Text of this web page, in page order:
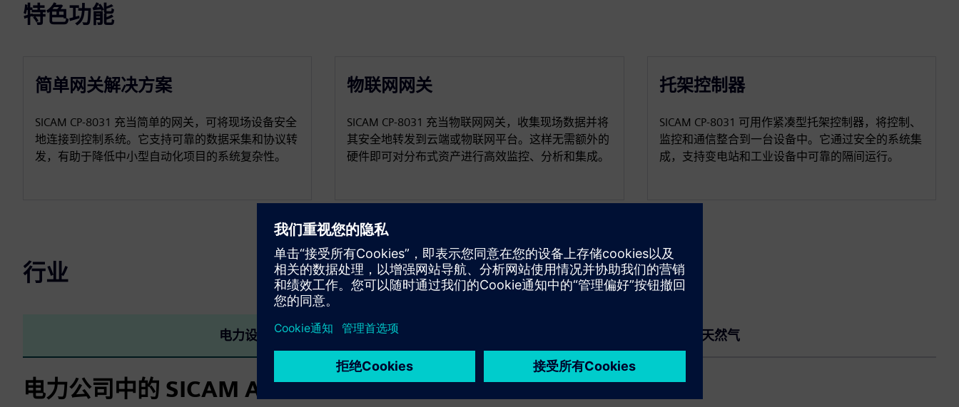
特色功能
简单网关解决方案
SICAM CP‑8031 充当简单的网关，可将现场设备安全
地连接到控制系统。它支持可靠的数据采集和协议转
发，有助于降低中小型自动化项目的系统复杂性。
物联网网关
SICAM CP‑8031 充当物联网网关，收集现场数据并将
其安全地转发到云端或物联网平台。这样无需额外的
硬件即可对分布式资产进行高效监控、分析和集成。
托架控制器
SICAM CP‑8031 可用作紧凑型托架控制器，将控制、
监控和通信整合到一台设备中。它通过安全的系统集
成，支持变电站和工业设备中可靠的隔间运行。
行业
电力设施 石油和天然气
电力公司中的 SICAM A8000 CP-8031 A8000